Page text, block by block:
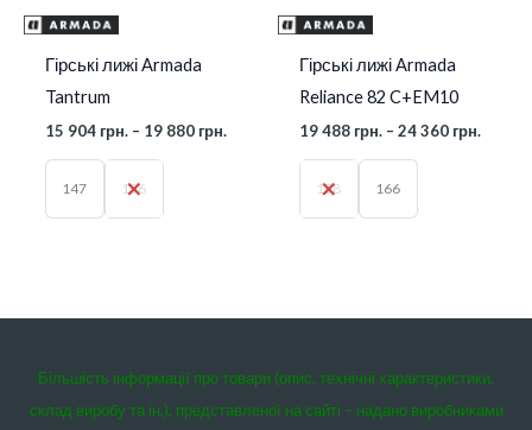
Гірські лижі Armada
Tantrum
15 904 грн. – 19 880 грн.
147 156
Гірські лижі Armada
Reliance 82 C+EM10
19 488 грн. – 24 360 грн.
158 166
Більшість інформації про товари (опис, технічні характеристики,
склад виробу та ін.), представленої на сайті – надано виробниками